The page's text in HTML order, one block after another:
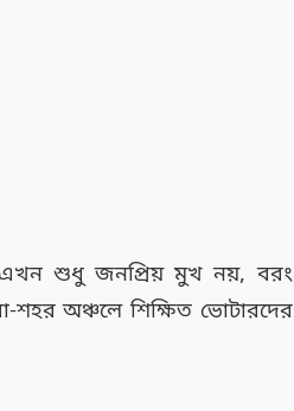
এখন শুধু জনপ্রিয় মুখ নয়, বরং
অঞ্চলে শিক্ষিত ভোটারদের